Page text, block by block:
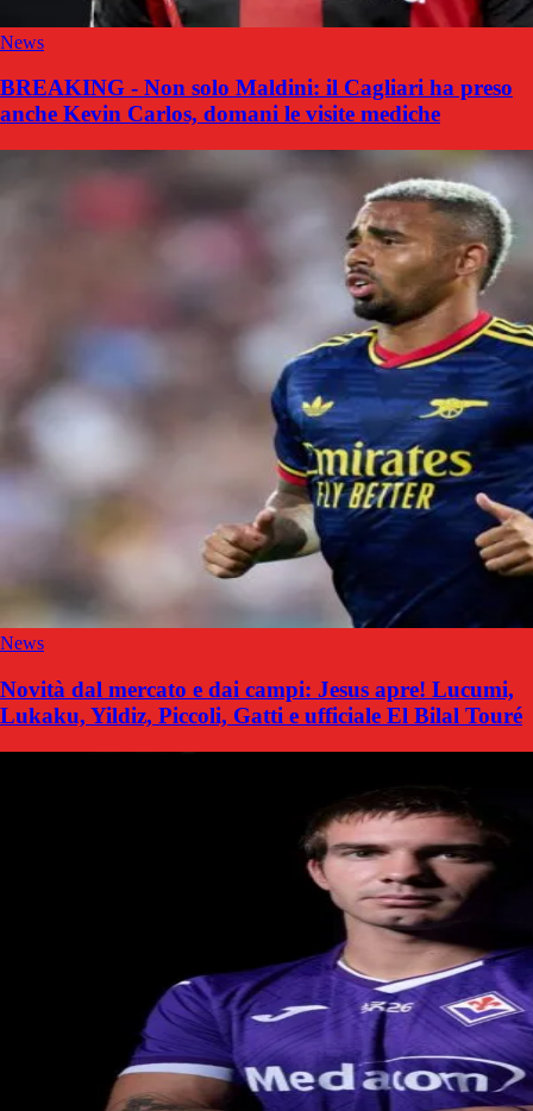
News
BREAKING - Non solo Maldini: il Cagliari ha preso
anche Kevin Carlos, domani le visite mediche
News
Novità dal mercato e dai campi: Jesus apre! Lucumi,
Lukaku, Yildiz, Piccoli, Gatti e ufficiale El Bilal Touré